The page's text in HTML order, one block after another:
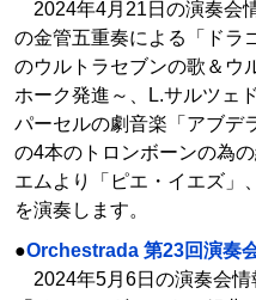
2024年4月21日の演奏会
の金管五重奏による「ドラ
のウルトラセブンの歌＆ウ
ホーク発進～、L.サルツェ
パーセルの劇音楽「アブデ
の4本のトロンボーンの為
エムより「ピエ・イエズ」
を演奏します。
●Orchestrada 第23回演奏
2024年5月6日の演奏会情